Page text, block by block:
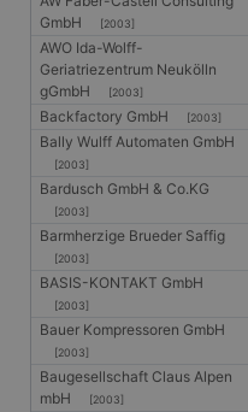
GmbH
[2003]
AWO Ida-Wolff-
Geriatriezentrum Neukölln
gGmbH
[2003]
Backfactory GmbH [2003]
Bally Wulff Automaten GmbH
[2003]
Bardusch GmbH & Co.KG
[2003]
Barmherzige Brueder Saffig
[2003]
BASIS-KONTAKT GmbH
[2003]
Bauer Kompressoren GmbH
[2003]
Baugesellschaft Claus Alpen
mbH
[2003]